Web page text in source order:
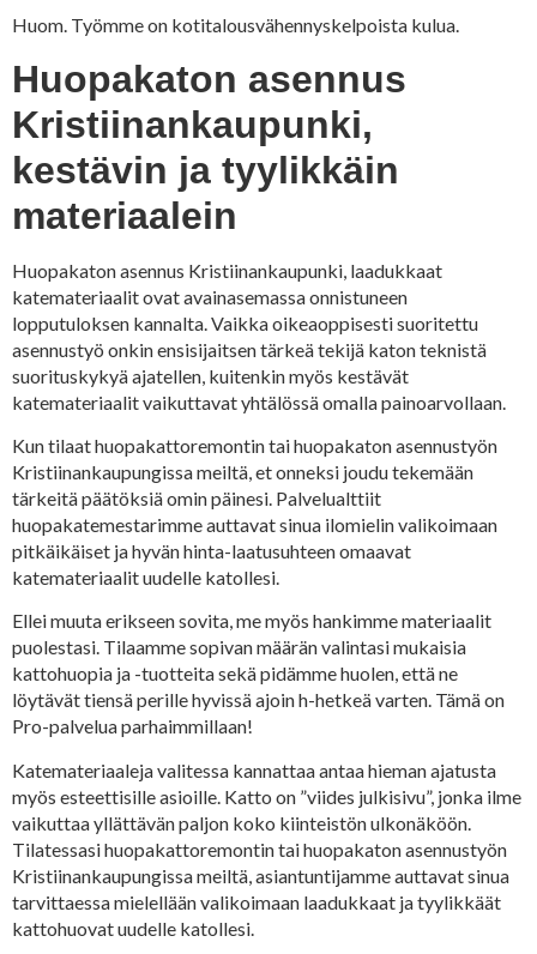
Huom. Työmme on kotitalousvähennyskelpoista kulua.
Huopakaton asennus
Kristiinankaupunki,
kestävin ja tyylikkäin
materiaalein
Huopakaton asennus Kristiinankaupunki, laadukkaat
katemateriaalit ovat avainasemassa onnistuneen
lopputuloksen kannalta. Vaikka oikeaoppisesti suoritettu
asennustyö onkin ensisijaitsen tärkeä tekijä katon teknistä
suorituskykyä ajatellen, kuitenkin myös kestävät
katemateriaalit vaikuttavat yhtälössä omalla painoarvollaan.
Kun tilaat huopakattoremontin tai huopakaton asennustyön
Kristiinankaupungissa meiltä, et onneksi joudu tekemään
tärkeitä päätöksiä omin päinesi. Palvelualttiit
huopakatemestarimme auttavat sinua ilomielin valikoimaan
pitkäikäiset ja hyvän hinta-laatusuhteen omaavat
katemateriaalit uudelle katollesi.
Ellei muuta erikseen sovita, me myös hankimme materiaalit
puolestasi. Tilaamme sopivan määrän valintasi mukaisia
kattohuopia ja -tuotteita sekä pidämme huolen, että ne
löytävät tiensä perille hyvissä ajoin h-hetkeä varten. Tämä on
Pro-palvelua parhaimmillaan!
Katemateriaaleja valitessa kannattaa antaa hieman ajatusta
myös esteettisille asioille. Katto on ”viides julkisivu”, jonka ilme
vaikuttaa yllättävän paljon koko kiinteistön ulkonäköön.
Tilatessasi huopakattoremontin tai huopakaton asennustyön
Kristiinankaupungissa meiltä, asiantuntijamme auttavat sinua
tarvittaessa mielellään valikoimaan laadukkaat ja tyylikkäät
kattohuovat uudelle katollesi.